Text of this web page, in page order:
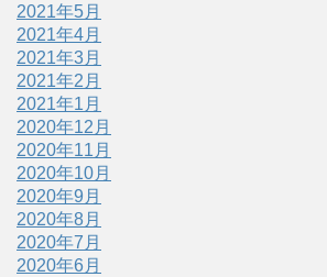
2021年5月
2021年4月
2021年3月
2021年2月
2021年1月
2020年12月
2020年11月
2020年10月
2020年9月
2020年8月
2020年7月
2020年6月